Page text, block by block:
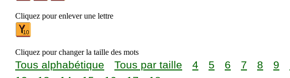
Cliquez pour enlever une lettre
Cliquez pour changer la taille des mots
Tous alphabétique Tous par taille 4 5 6 7 8 9